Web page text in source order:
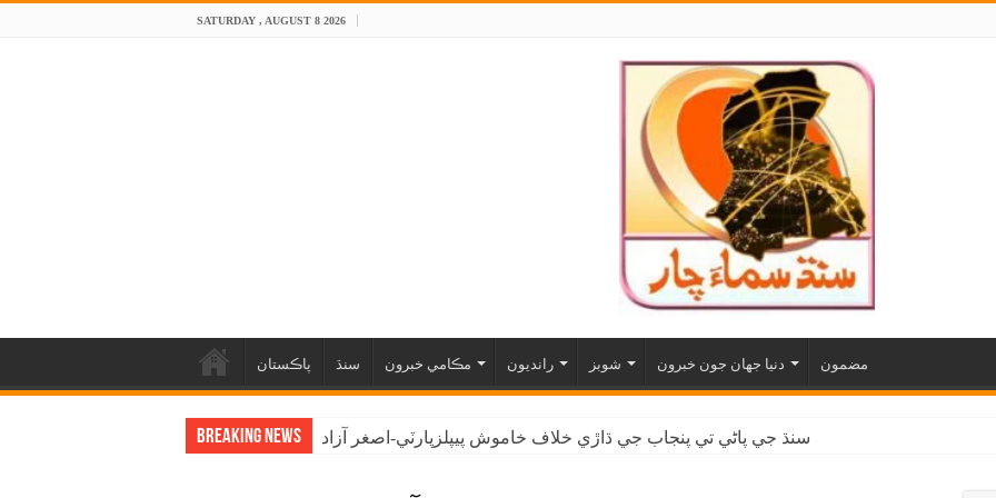
SATURDAY , AUGUST 8 2026
پاڪستان سنڌ مڪامي خبرون رانديون شوبز دنيا جهان جون خبرون مضمون
Breaking News سنڌ جي پاڻي تي پنجاب جي ڌاڙي خلاف خاموش پيپلزپارٽي-اصغر آزاد